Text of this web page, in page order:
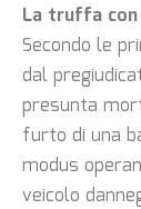
La truffa
Secondo le
dal
presunta
furto di una
modus
veicolo